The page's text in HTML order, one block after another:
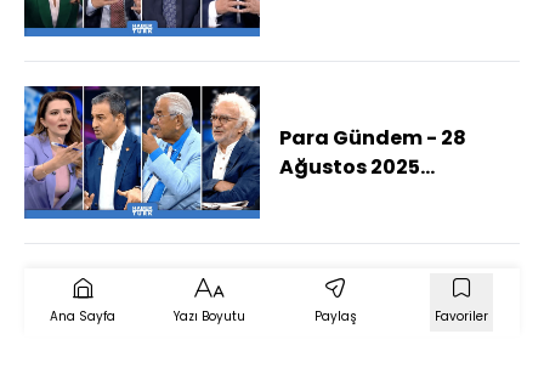
Nasıl Bir Düzenleme
Para Gündem - 28
Ağustos 2025
Ana Sayfa Yazı Boyutu Paylaş Favoriler